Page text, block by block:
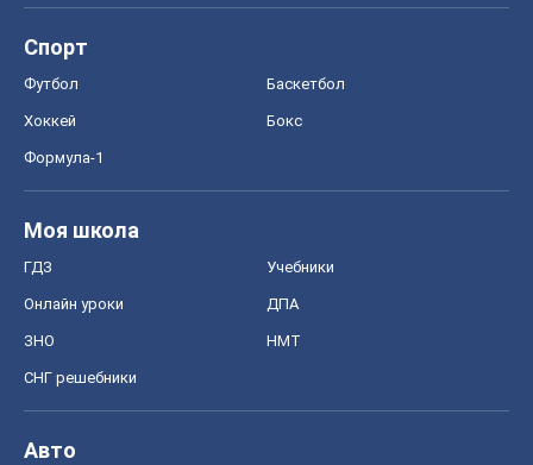
Спорт
Футбол Баскетбол
Хоккей Бокс
Формула-1
Моя школа
ГДЗ Учебники
Онлайн уроки ДПА
ЗНО НМТ
СНГ решебники
Авто